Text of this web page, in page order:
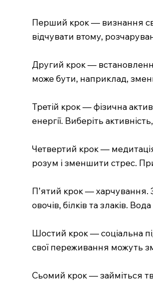
Перший крок — визнання
відчувати втому,
Другий крок —
може бути, наприклад,
Третій крок — фізична
енергії. Виберіть
Четвертий крок —
розум і зменшити стрес.
П’ятий крок — харчування.
овочів, білків та злаків.
Шостий крок — соціальна
свої переживання можуть
Сьомий крок — займіться